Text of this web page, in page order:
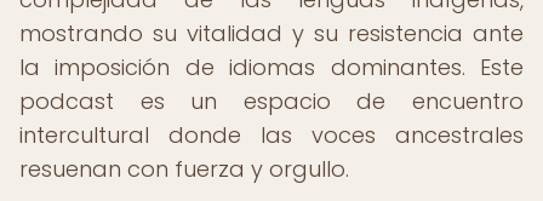
mostrando su vitalidad y su resistencia ante
la imposición de idiomas dominantes. Este
podcast es un espacio de encuentro
intercultural donde las voces ancestrales
resuenan con fuerza y orgullo.